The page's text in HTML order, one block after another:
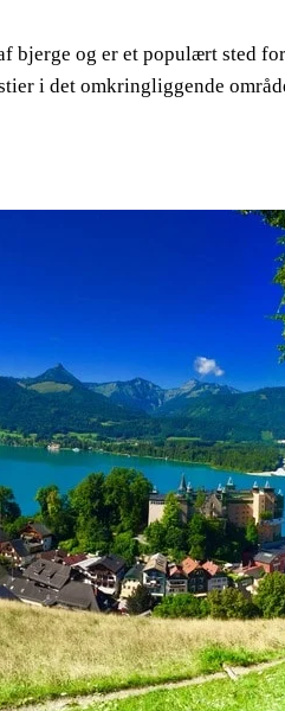
bjerge og er et populært sted
i det omkringliggende